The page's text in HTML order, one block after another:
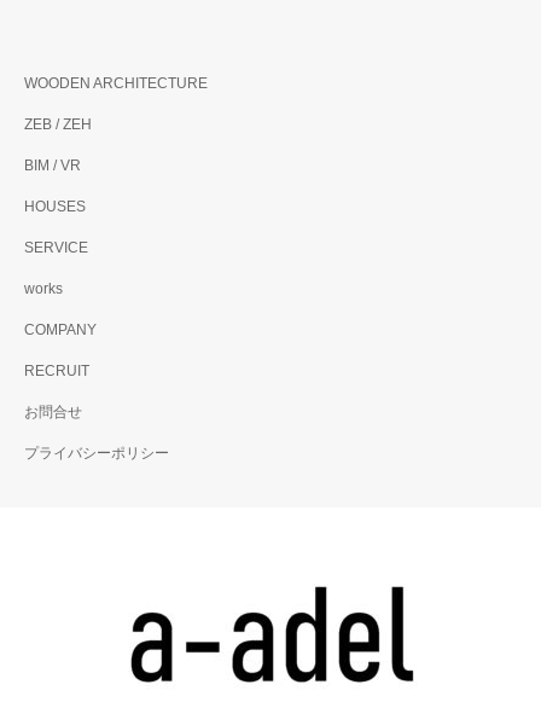
WOODEN ARCHITECTURE
ZEB / ZEH
BIM / VR
HOUSES
SERVICE
works
COMPANY
RECRUIT
お問合せ
プライバシーポリシー